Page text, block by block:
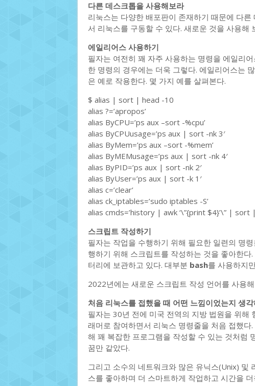
다른 데스크톱을 사용해보라
리눅스는 다양한 배포판이 존재하기 때문에 다
서 리눅스를 구동할 수 있다. 새로운 것을 사용해
에일리어스 사용하기
필자는 여전히 꽤 자주 사용하는 명령을 에일리
한 명령의 경우에는 더욱 그렇다. 에일리어스는
은 예로 작용한다. 몇 가지 예를 살펴본다.
$ alias | sort | head -10
alias ?=’apropos’
alias ByCPU=’ps aux –sort -%cpu’
alias ByCPUusage=’ps aux | sort -nk 3′
alias ByMem=’ps aux –sort -%mem’
alias ByMEMusage=’ps aux | sort -nk 4′
alias ByPID=’ps aux | sort -nk 2′
alias ByUser=’ps aux | sort -k 1′
alias c=’clear’
alias ck_iptables=’sudo iptables -S’
alias cmds=’history | awk ‘\”{print $4}’\” |
스크립트 작성하기
필자는 작업을 수행하기 위해 필요한 일련의 명
행하기 위해 스크립트를 작성하는 것을 좋아한
터리에 보관하고 있다. 대부분 bash를 사용하지
2022년에는 새로운 스크립트 작성 언어를 사용
처음 리눅스를 접했을 때 어떤 느낌이었는지 생
필자는 30년 전에 미국 전역의 지방 법원을 위해
래머로 참여하면서 리눅스 명령줄을 처음 접했다
해 꽤 복잡한 프로그램을 작성할 수 있는 것처럼
꿈만 같았다.
그리고 소수의 네트워크와 많은 유닉스(Unix) 및
스를 좋아하며 더 스마트하게 작업하고 시간을